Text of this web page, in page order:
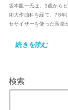
坂本龍一氏は、3歳から
術大作曲科を経て、78年
セサイザーを使った音楽
続きを読む
検索